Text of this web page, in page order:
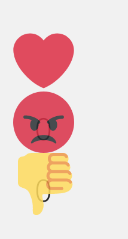
Лайк!
0
Агрессия!
0
Палец
вниз!